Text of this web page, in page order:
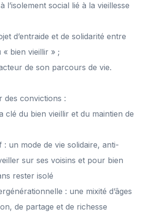
l’isolement social lié à la vieillesse
d’entraide et de solidarité entre
bien vieillir » ;
de son parcours de vie.
des convictions :
clé du bien vieillir et du maintien de
: un mode de vie solidaire, anti-
sur ses voisins et pour bien
rester isolé
: une mixité d’âges
de partage et de richesse